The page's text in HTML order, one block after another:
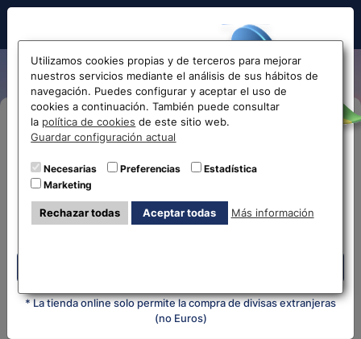
Hola!
Antes de acceder
la web...
Selecciona tu oficina más
cercana
* La tienda online solo permite la compra de divisas extranjeras
(no Euros)
Compra Online
Despliega y selecciona tu oficina
¿Qué moneda tienes?
¿Qué moneda
Cantidad en Cantidad en
Utilizamos cookies propias y de terceros para mejorar
nuestros servicios mediante el análisis de sus hábitos de
navegación. Puedes configurar y aceptar el uso de
cookies a continuación. También puede consultar
la política de cookies de este sitio web.
Guardar configuración actual
Necesarias Preferencias
Estadística
Marketing
Rechazar todas Aceptar todas Más información